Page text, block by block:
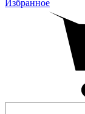
Избранное